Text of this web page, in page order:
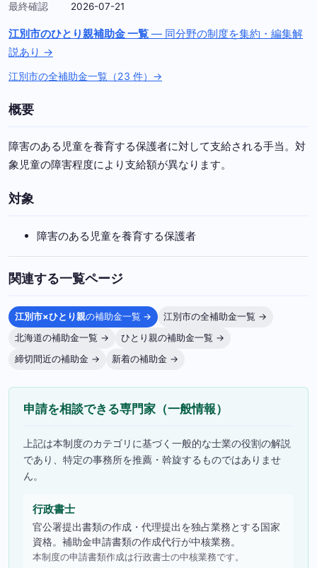
最終確認
2026-07-21
江別市のひとり親補助金 一覧 — 同分野の制度を集約・編集解
説あり →
江別市の全補助金一覧（23 件）→
概要
障害のある児童を養育する保護者に対して支給される手当。対
象児童の障害程度により支給額が異なります。
対象
障害のある児童を養育する保護者
関連する一覧ページ
江別市×ひとり親の補助金一覧 →
江別市の全補助金一覧 →
北海道の補助金一覧 →
ひとり親の補助金一覧 →
締切間近の補助金 →
新着の補助金 →
申請を相談できる専門家（一般情報）
上記は本制度のカテゴリに基づく一般的な士業の役割の解説
であり、特定の事務所を推薦・斡旋するものではありませ
ん。
行政書士
官公署提出書類の作成・代理提出を独占業務とする国家
資格。補助金申請書類の作成代行が中核業務。
本制度の申請書類作成は行政書士の中核業務です。